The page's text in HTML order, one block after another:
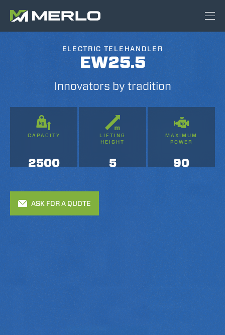
ELECTRIC TELEHANDLER
EW25.5
Innovators by tradition
CAPACITY
2500
LIFTING
HEIGHT
5
MAXIMUM
POWER
90
ASK FOR A QUOTE